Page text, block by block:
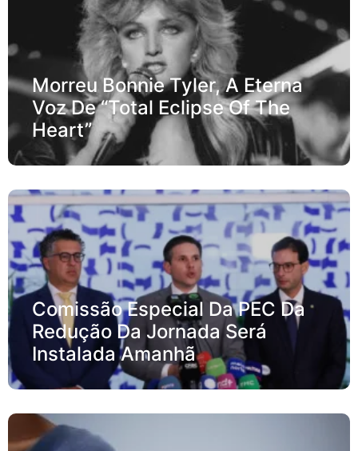
Morreu Bonnie Tyler, A Eterna
Voz De “Total Eclipse Of The
Heart”
Comissão Especial Da PEC Da
Redução Da Jornada Será
Instalada Amanhã